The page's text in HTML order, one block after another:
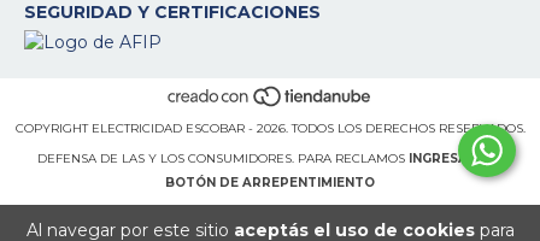
Al navegar por este sitio aceptás el uso de cookiespara
SEGURIDAD Y CERTIFICACIONES
COPYRIGHT ELECTRICIDAD ESCOBAR - 2026. TODOS LOS DERECHOS RESERVADOS.
DEFENSA DE LAS Y LOS CONSUMIDORES. PARA RECLAMOS INGRESÁ ACÁ.
BOTÓN DE ARREPENTIMIENTO